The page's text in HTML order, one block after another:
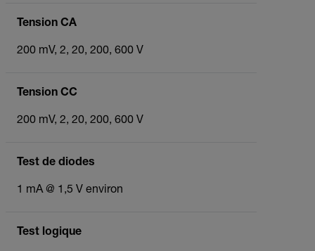
Tension CA
200 mV, 2, 20, 200, 600 V
Tension CC
200 mV, 2, 20, 200, 600 V
Test de diodes
1 mA @ 1,5 V environ
Test logique